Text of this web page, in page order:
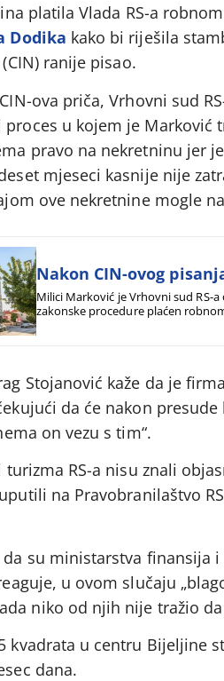
platila Vlada RS-a
Dodika kako bi riješila
ranije pisao.
ova priča, Vrhovni sud
u kojem je
pravo na nekretninu jer
mjeseci kasnije nije
ove nekretnine mogle
Nakon CIN-ovog
Milici Marković je Vrhovni sud RS-
zakonske procedure plaćen
Stojanović kaže da je
da će nakon
on vezu s tim“.
RS-a nisu znali
na Pravobranilaštvo
da su ministarstva
u ovom slučaju
niko od njih nije tražio da
kvadrata u centru Bijeljine
dana.